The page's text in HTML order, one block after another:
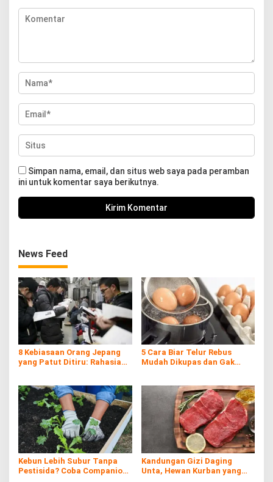
Simpan nama, email, dan situs web saya pada peramban
ini untuk komentar saya berikutnya.
News Feed
8 Kebiasaan Orang Jepang
yang Patut Ditiru: Rahasia
5 Cara Biar Telur Rebus
Mudah Dikupas dan Gak
Kebun Lebih Subur Tanpa
Pestisida? Coba Companion
Kandungan Gizi Daging
Unta, Hewan Kurban yang